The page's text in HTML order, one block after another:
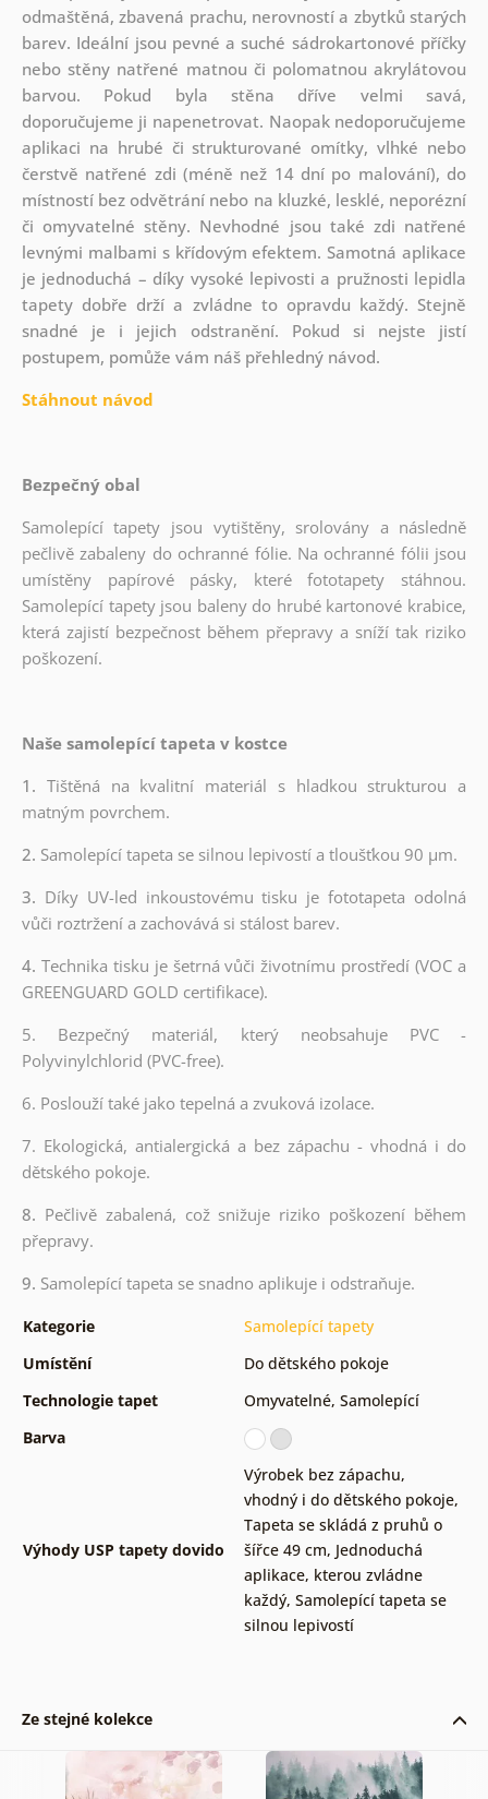
odmaštěná, zbavená prachu, nerovností a zbytků starých
barev. Ideální jsou pevné a suché sádrokartonové příčky
nebo stěny natřené matnou či polomatnou akrylátovou
barvou. Pokud byla stěna dříve velmi savá,
doporučujeme ji napenetrovat. Naopak nedoporučujeme
aplikaci na hrubé či strukturované omítky, vlhké nebo
čerstvě natřené zdi (méně než 14 dní po malování), do
místností bez odvětrání nebo na kluzké, lesklé, neporézní
či omyvatelné stěny. Nevhodné jsou také zdi natřené
levnými malbami s křídovým efektem. Samotná aplikace
je jednoduchá – díky vysoké lepivosti a pružnosti lepidla
tapety dobře drží a zvládne to opravdu každý. Stejně
snadné je i jejich odstranění. Pokud si nejste jistí
postupem, pomůže vám náš přehledný návod.
Stáhnout návod
Bezpečný obal
Samolepící tapety jsou vytištěny, srolovány a následně
pečlivě zabaleny do ochranné fólie. Na ochranné fólii jsou
umístěny papírové pásky, které fototapety stáhnou.
Samolepící tapety jsou baleny do hrubé kartonové krabice,
která zajistí bezpečnost během přepravy a sníží tak riziko
poškození.
Naše samolepící tapeta v kostce
1. Tištěná na kvalitní materiál s hladkou strukturou a
matným povrchem.
2. Samolepící tapeta se silnou lepivostí a tloušťkou 90 µm.
3. Díky UV-led inkoustovému tisku je fototapeta odolná
vůči roztržení a zachovává si stálost barev.
4. Technika tisku je šetrná vůči životnímu prostředí (VOC a
GREENGUARD GOLD certifikace).
5. Bezpečný materiál, který neobsahuje PVC -
Polyvinylchlorid (PVC-free).
6. Poslouží také jako tepelná a zvuková izolace.
7. Ekologická, antialergická a bez zápachu - vhodná i do
dětského pokoje.
8. Pečlivě zabalená, což snižuje riziko poškození během
přepravy.
9. Samolepící tapeta se snadno aplikuje i odstraňuje.
Kategorie
Samolepící tapety
Umístění
Do dětského pokoje
Technologie tapet
Omyvatelné, Samolepící
Barva
Výhody USP tapety dovido
Výrobek bez zápachu,
vhodný i do dětského pokoje,
Tapeta se skládá z pruhů o
šířce 49 cm, Jednoduchá
aplikace, kterou zvládne
každý, Samolepící tapeta se
silnou lepivostí
Ze stejné kolekce